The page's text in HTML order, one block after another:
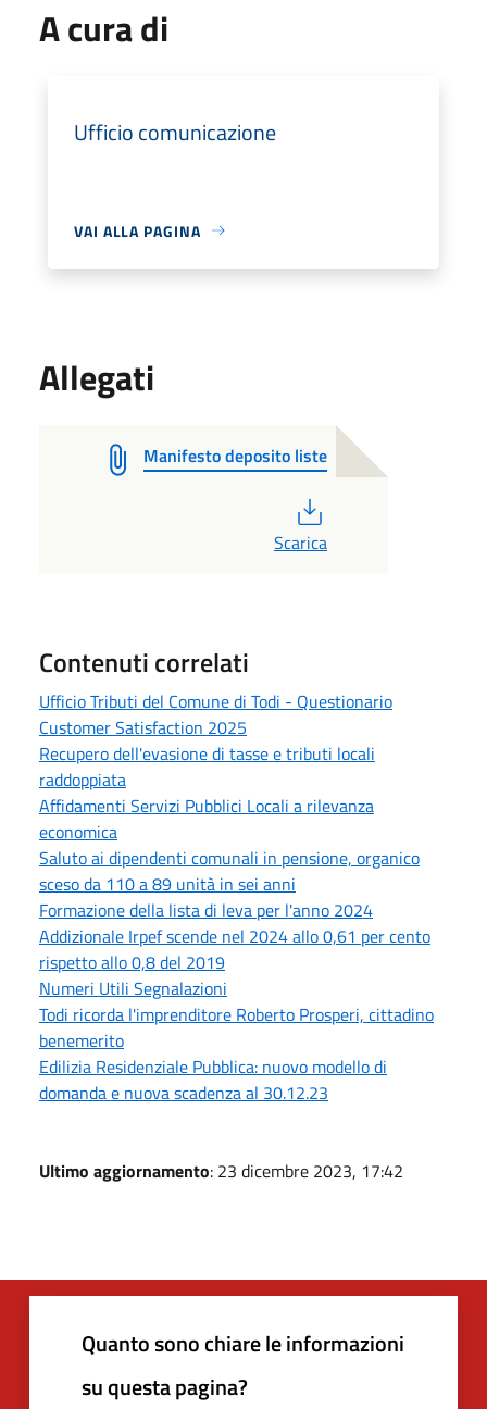
A cura di
Ufficio comunicazione
VAI ALLA PAGINA
Allegati
Manifesto deposito liste
Scarica
Contenuti correlati
Ufficio Tributi del Comune di Todi - Questionario
Customer Satisfaction 2025
Recupero dell'evasione di tasse e tributi locali
raddoppiata
Affidamenti Servizi Pubblici Locali a rilevanza
economica
Saluto ai dipendenti comunali in pensione, organico
sceso da 110 a 89 unità in sei anni
Formazione della lista di leva per l'anno 2024
Addizionale Irpef scende nel 2024 allo 0,61 per cento
rispetto allo 0,8 del 2019
Numeri Utili Segnalazioni
Todi ricorda l'imprenditore Roberto Prosperi, cittadino
benemerito
Edilizia Residenziale Pubblica: nuovo modello di
domanda e nuova scadenza al 30.12.23
Ultimo aggiornamento: 23 dicembre 2023, 17:42
Quanto sono chiare le informazioni
su questa pagina?